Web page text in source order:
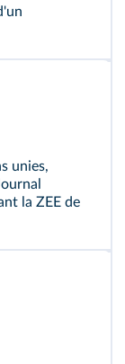
unies,
la ZEE de